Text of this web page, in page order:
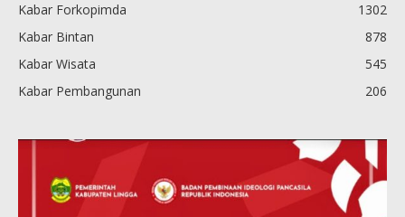
Kabar Forkopimda
1302
Kabar Bintan
878
Kabar Wisata
545
Kabar Pembangunan
206